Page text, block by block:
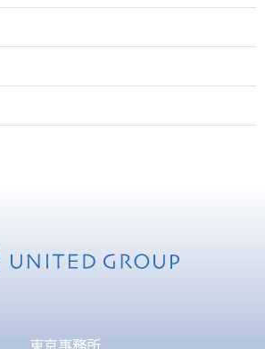
東京事務所